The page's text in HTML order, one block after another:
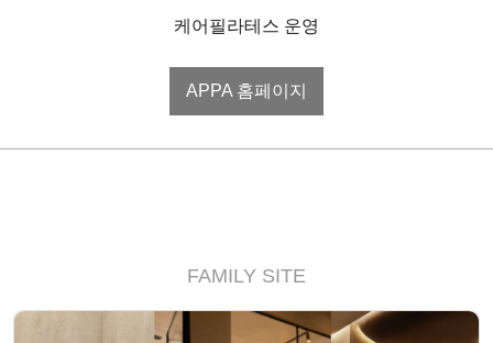
케어필라테스 운영
APPA 홈페이지
FAMILY SITE